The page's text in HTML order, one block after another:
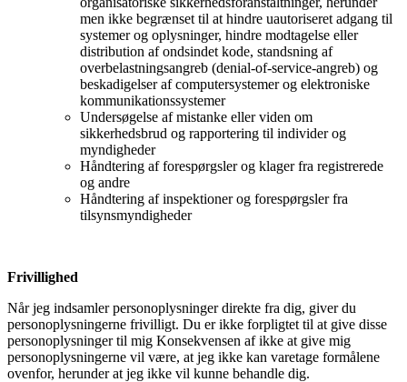
men ikke begrænset til at hindre uautoriseret adgang til
systemer og oplysninger, hindre modtagelse eller
distribution af ondsindet kode, standsning af
overbelastningsangreb (denial-of-service-angreb) og
beskadigelser af computersystemer og elektroniske
kommunikationssystemer
Undersøgelse af mistanke eller viden om
sikkerhedsbrud og rapportering til individer og
myndigheder
Håndtering af forespørgsler og klager fra registrerede
og andre
Håndtering af inspektioner og forespørgsler fra
tilsynsmyndigheder
Frivillighed
Når jeg indsamler personoplysninger direkte fra dig, giver du
personoplysningerne frivilligt. Du er ikke forpligtet til at give disse
personoplysninger til mig Konsekvensen af ikke at give mig
personoplysningerne vil være, at jeg ikke kan varetage formålene
ovenfor, herunder at jeg ikke vil kunne behandle dig.